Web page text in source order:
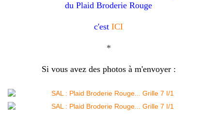
du Plaid Broderie Rouge
c'est ICI
*
Si vous avez des photos à m'envoyer :